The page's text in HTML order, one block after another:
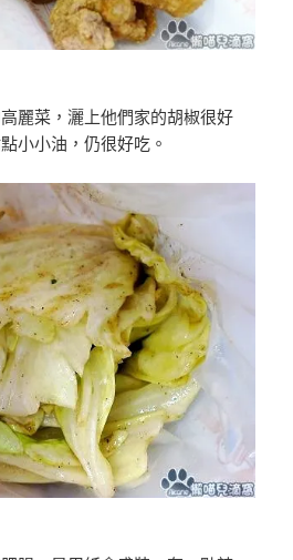
麗菜，灑上他們家的胡椒很好
小小油，仍很好吃。